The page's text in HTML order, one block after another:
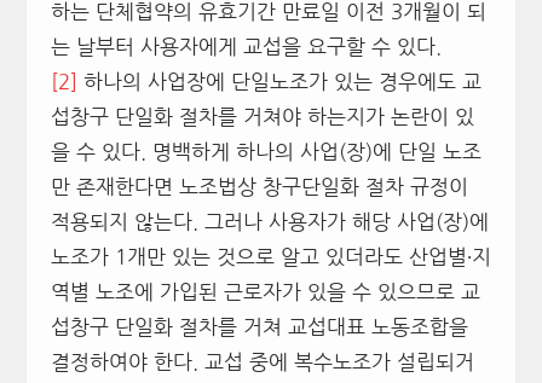
하는 단체협약의 유효기간 만료일 이전 3개월이 되
는 날부터 사용자에게 교섭을 요구할 수 있다.
[2]
하나의 사업장에 단일노조가 있는 경우에도 교
섭창구 단일화 절차를 거쳐야 하는지가 논란이 있
을 수 있다. 명백하게 하나의 사업(장)에 단일 노조
만 존재한다면 노조법상 창구단일화 절차 규정이
적용되지 않는다. 그러나 사용자가 해당 사업(장)에
노조가 1개만 있는 것으로 알고 있더라도 산업별∙지
역별 노조에 가입된 근로자가 있을 수 있으므로 교
섭창구 단일화 절차를 거쳐 교섭대표 노동조합을
결정하여야 한다. 교섭 중에 복수노조가 설립되거